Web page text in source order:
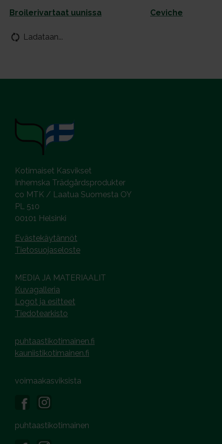
Broi­le­ri­var­taat uu­nis­sa Ce­vic­he
Ladataan...
Kotimaiset Kasvikset
Inhemska Trädgårdsprodukter
co MTK / Laatua Suomesta OY
PL 510
00101 Helsinki
Evästekäytännöt
Tietosuojaseloste
MEDIA JA MATERIAALIT
Kuvagalleria
Logot ja esitteet
Tiedotearkisto
puhtaastikotimainen.fi
kauniistikotimainen.fi
voimaakasviksista
puhtaastikotimainen